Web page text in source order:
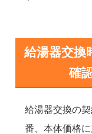
給湯器交換
確
給湯器交換の
番、本体価格